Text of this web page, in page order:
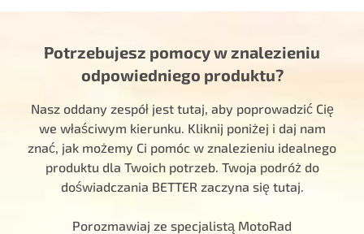
Potrzebujesz pomocy w znalezieniu
odpowiedniego produktu?
Nasz oddany zespół jest tutaj, aby poprowadzić Cię
we właściwym kierunku. Kliknij poniżej i daj nam
znać, jak możemy Ci pomóc w znalezieniu idealnego
produktu dla Twoich potrzeb. Twoja podróż do
doświadczania BETTER zaczyna się tutaj.
Porozmawiaj ze specjalistą MotoRad